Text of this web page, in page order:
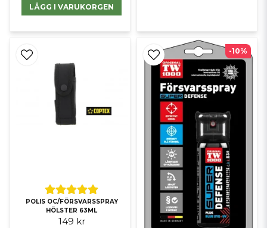
LÄGG I VARUKORGEN
POLIS OC/FÖRSVARSSPRAY
HÖLSTER 63ML
149 kr
-10%